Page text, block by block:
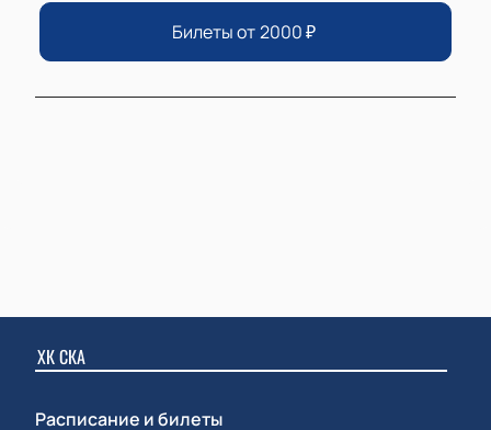
Билеты от 2000₽
ХК СКА
Расписание и билеты